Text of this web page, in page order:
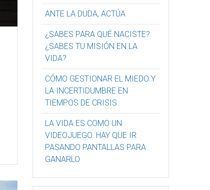
ANTE LA DUDA, ACTÚA
¿SABES PARA QUÉ NACISTE?
¿SABES TU MISIÓN EN LA
VIDA?
CÓMO GESTIONAR EL MIEDO Y
LA INCERTIDUMBRE EN
TIEMPOS DE CRISIS
LA VIDA ES COMO UN
VIDEOJUEGO. HAY QUE IR
PASANDO PANTALLAS PARA
GANARLO